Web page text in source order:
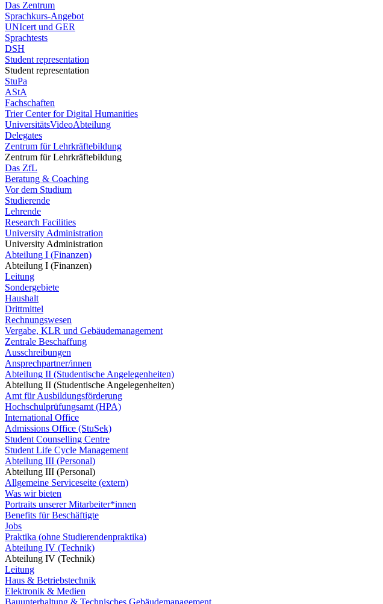
Das Zentrum
Sprachkurs-Angebot
UNIcert und GER
Sprachtests
DSH
Student representation
Student representation
StuPa
AStA
Fachschaften
Trier Center for Digital Humanities
UniversitätsVideoAbteilung
Delegates
Zentrum für Lehrkräftebildung
Zentrum für Lehrkräftebildung
Das ZfL
Beratung & Coaching
Vor dem Studium
Studierende
Lehrende
Research Facilities
University Administration
University Administration
Abteilung I (Finanzen)
Abteilung I (Finanzen)
Leitung
Sondergebiete
Haushalt
Drittmittel
Rechnungswesen
Vergabe, KLR und Gebäudemanagement
Zentrale Beschaffung
Ausschreibungen
Ansprechpartner/innen
Abteilung II (Studentische Angelegenheiten)
Abteilung II (Studentische Angelegenheiten)
Amt für Ausbildungsförderung
Hochschulprüfungsamt (HPA)
International Office
Admissions Office (StuSek)
Student Counselling Centre
Student Life Cycle Management
Abteilung III (Personal)
Abteilung III (Personal)
Allgemeine Serviceseite (extern)
Was wir bieten
Portraits unserer Mitarbeiter*innen
Benefits für Beschäftigte
Jobs
Praktika (ohne Studierendenpraktika)
Abteilung IV (Technik)
Abteilung IV (Technik)
Leitung
Haus & Betriebstechnik
Elektronik & Medien
Bauunterhaltung & Technisches Gebäudemanagement